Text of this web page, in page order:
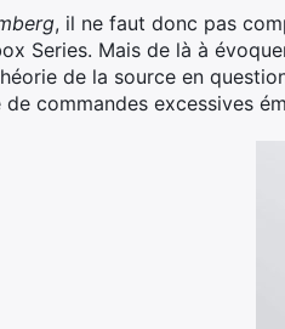
, il ne faut donc pas
Series. Mais de là à
de la source en
commandes excessives